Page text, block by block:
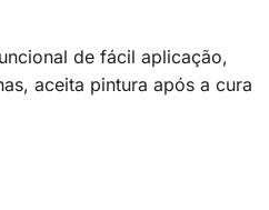
de fácil aplicação,
aceita pintura após a cura